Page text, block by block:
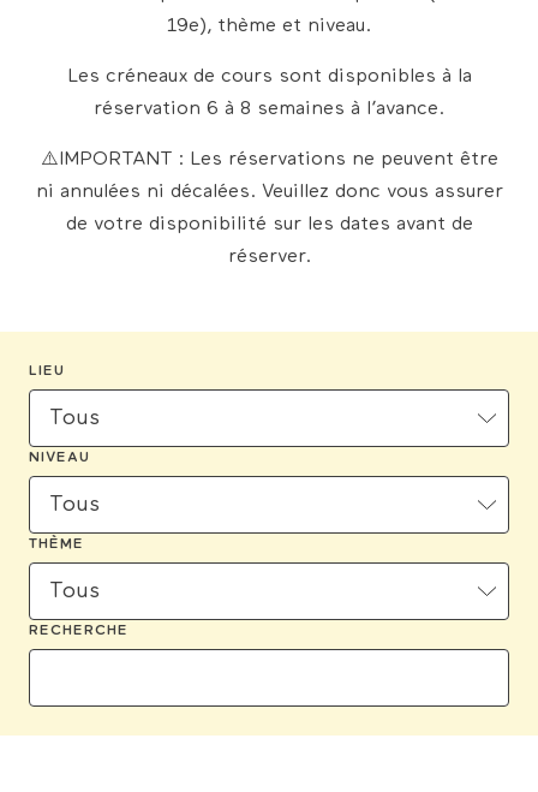
19e), thème et niveau.
Les créneaux de cours sont disponibles à la
réservation 6 à 8 semaines à l’avance.
⚠️IMPORTANT : Les réservations ne peuvent être
ni annulées ni décalées. Veuillez donc vous assurer
de votre disponibilité sur les dates avant de
réserver.
LIEU
NIVEAU
THÈME
RECHERCHE